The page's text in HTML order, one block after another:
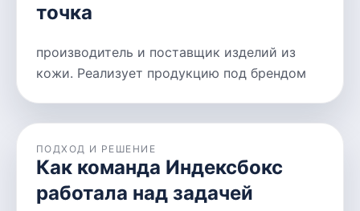
точка
производитель и поставщик изделий из
кожи. Реализует продукцию под брендом
ПОДХОД И РЕШЕНИЕ
Как команда Индексбокс
работала над задачей